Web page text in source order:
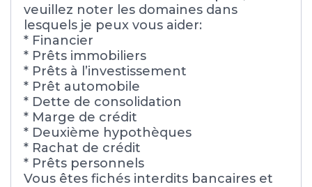
veuillez noter les domaines dans
lesquels je peux vous aider:
* Financier
* Prêts immobiliers
* Prêts à l’investissement
* Prêt automobile
* Dette de consolidation
* Marge de crédit
* Deuxième hypothèques
* Rachat de crédit
* Prêts personnels
Vous êtes fichés interdits bancaires et